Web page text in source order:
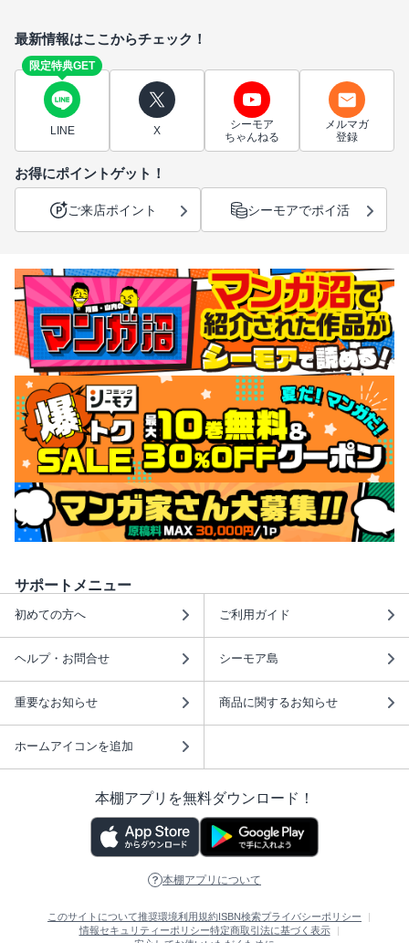
最新情報はここからチェック！
限定特典GET
LINE X
シーモア
ちゃんねる
メルマガ
登録
お得にポイントゲット！
ご来店ポイント シーモアでポイ活
サポートメニュー
初めての方へ ご利用ガイド
ヘルプ・お問合せ シーモア島
重要なお知らせ 商品に関するお知らせ
ホームアイコンを追加
本棚アプリを無料ダウンロード！
本棚アプリについて
このサイトについて推奨環境利用規約 ISBN検索プライバシーポリシー
情報セキュリティーポリシー特定商取引法に基づく表示